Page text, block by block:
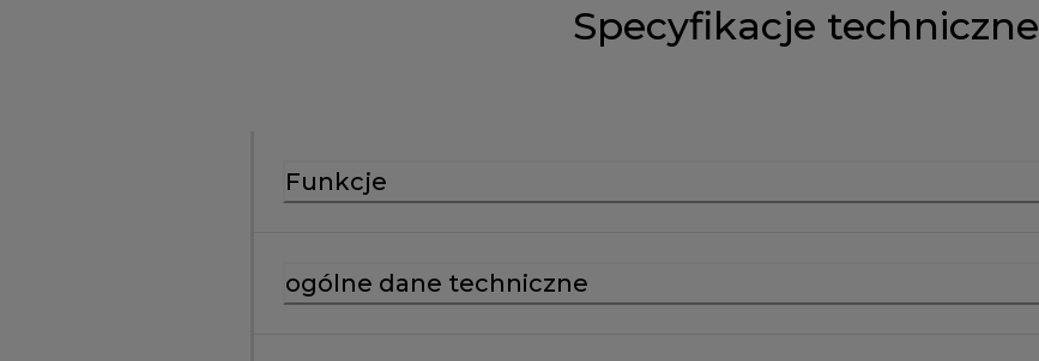
Specyfikacje techniczne
Funkcje
ogólne dane techniczne